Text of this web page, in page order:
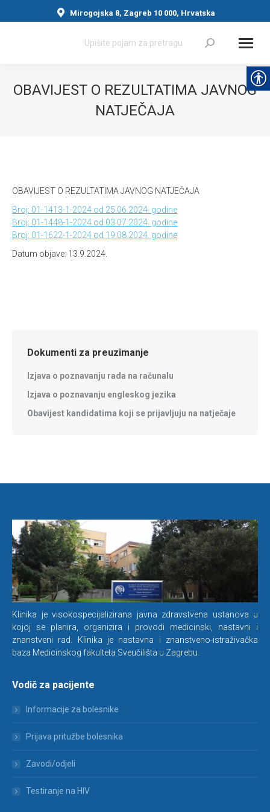
Mirogojska 8, Zagreb 10 000, Hrvatska
Search:
OBAVIJEST O REZULTATIMA JAVNOG
NATJEČAJA
OBAVIJEST O REZULTATIMA JAVNOG NATJEČAJA
Broj: 01-1413-1-2024 od 25.06.2024. godine
Broj: 01-1448-1-2024 od 03.07.2024. godine
Broj: 01-1622-1-2024 od 19.08.2024. godine
Datum objave: 13.9.2024.
Dokumenti za preuzimanje
Izjava o poznavanju rada na računalu
Izjava o poznavanju engleskog jezika
Obavijest kandidatima koji se prijavljuju na natječaje
Klinika je visokospecijalizirana javna zdravstvena ustanova u
kojoj se planira, organizira i provodi medicinski, nastavni i
znanstveni rad. Klinika je nastavna i znanstveno-istraživačka
baza Medicinskog fakulteta Sveučilišta u Zagrebu.
Vodič za pacijente
Informacije za bolesnike
Prijava pritužbe bolesnika
Zavodi/odjeli
Testiranje na HIV